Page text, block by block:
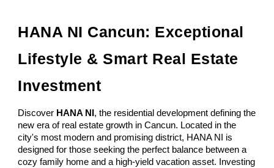
HANA NI Cancun: Exceptional
Lifestyle & Smart Real Estate
Investment
Discover HANA NI , the residential development defining the
new era of real estate growth in Cancun. Located in the
city's most modern and promising district, HANA NI is
designed for those seeking the perfect balance between a
cozy family home and a high-yield vacation asset. Investing